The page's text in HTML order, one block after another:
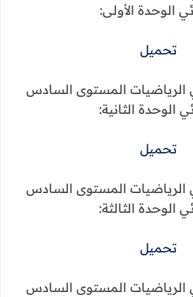
الوحدة الأولى:
تحميل
الرياضيات المستوى السادس
الوحدة الثانية:
تحميل
الرياضيات المستوى السادس
الوحدة الثالثة:
تحميل
الرياضيات المستوى السادس